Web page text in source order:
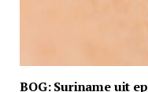
BOG: Suriname uit